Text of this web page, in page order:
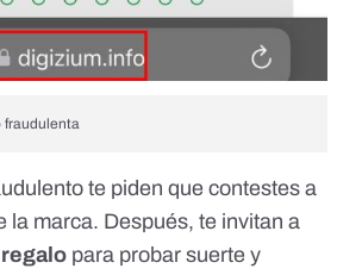
fraudulenta
te piden que contestes a
la marca. Después, te invitan a
para probar suerte y